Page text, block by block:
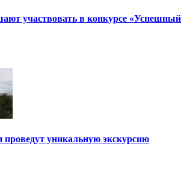
участвовать в конкурсе «Успешный
уникальную экскурсию